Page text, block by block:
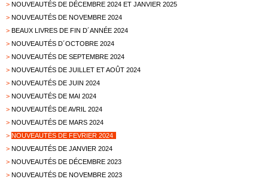
> NOUVEAUTÉS DE DÉCEMBRE 2024 ET JANVIER 2025
> NOUVEAUTÉS DE NOVEMBRE 2024
> BEAUX LIVRES DE FIN D´ANNÉE 2024
> NOUVEAUTÉS D´OCTOBRE 2024
> NOUVEAUTÉS DE SEPTEMBRE 2024
> NOUVEAUTÉS DE JUILLET ET AOÛT 2024
> NOUVEAUTÉS DE JUIN 2024
> NOUVEAUTÉS DE MAI 2024
> NOUVEAUTÉS DE AVRIL 2024
> NOUVEAUTÉS DE MARS 2024
> NOUVEAUTÉS DE FEVRIER 2024
> NOUVEAUTÉS DE JANVIER 2024
> NOUVEAUTÉS DE DÉCEMBRE 2023
> NOUVEAUTÉS DE NOVEMBRE 2023